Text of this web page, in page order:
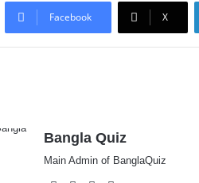
Facebook X
Bangla Quiz
Main Admin of BanglaQuiz